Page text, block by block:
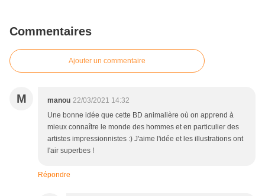
Commentaires
Ajouter un commentaire
M manou 22/03/2021 14:32
Une bonne idée que cette BD animalière où on apprend à
mieux connaître le monde des hommes et en particulier des
artistes impressionnistes :) J'aime l'idée et les illustrations ont
l'air superbes !
Répondre